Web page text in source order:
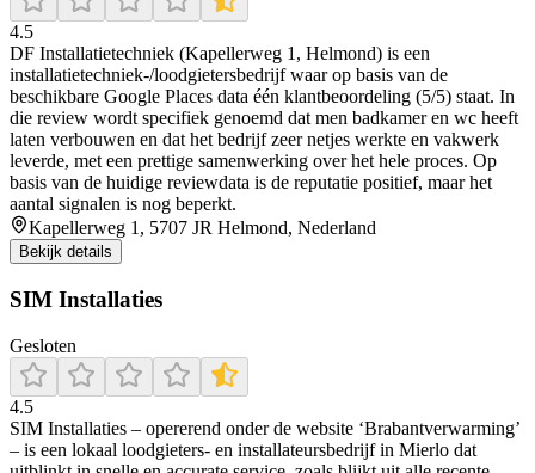
4.5
DF Installatietechniek (Kapellerweg 1, Helmond) is een
installatietechniek-/loodgietersbedrijf waar op basis van de
beschikbare Google Places data één klantbeoordeling (5/5) staat. In
die review wordt specifiek genoemd dat men badkamer en wc heeft
laten verbouwen en dat het bedrijf zeer netjes werkte en vakwerk
leverde, met een prettige samenwerking over het hele proces. Op
basis van de huidige reviewdata is de reputatie positief, maar het
aantal signalen is nog beperkt.
Kapellerweg 1, 5707 JR Helmond, Nederland
Bekijk details
SIM Installaties
Gesloten
4.5
SIM Installaties – opererend onder de website ‘Brabantverwarming’
– is een lokaal loodgieters- en installateursbedrijf in Mierlo dat